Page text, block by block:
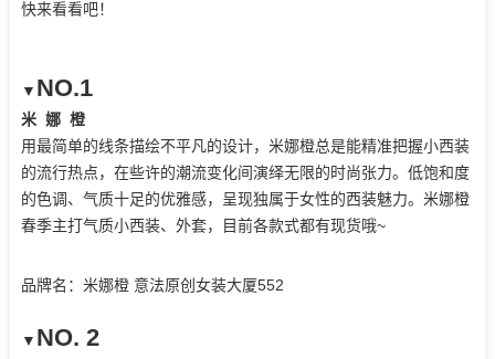
快来看看吧！
▼ NO.1
米 娜 橙
用最简单的线条描绘不平凡的设计，米娜橙总是能精准把握小西装
的流行热点，在些许的潮流变化间演绎无限的时尚张力。低饱和度
的色调、气质十足的优雅感，呈现独属于女性的西装魅力。 米娜橙
春季主打气质小西装、外套，目前各款式都有现货哦~
品牌名：米娜橙 意法原创女装大厦552
▼ NO. 2